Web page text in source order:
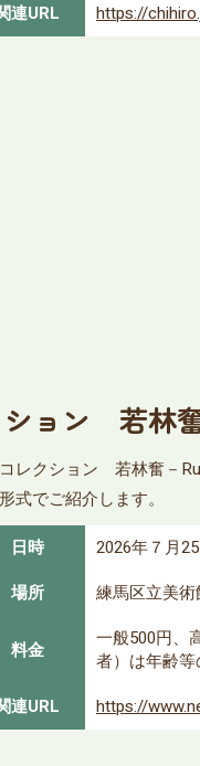
連URL
https://
ョン 若林
レクション 若林奮－
式でご紹介します。
日時
2026年７月
場所
練馬区立美術
料金
一般500円、
者）は年齢等
連URL
https://